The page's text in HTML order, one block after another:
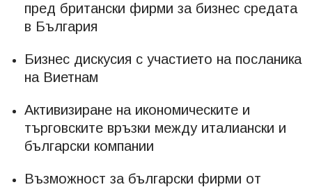
пред британски фирми за бизнес средата
в България
Бизнес дискусия с участието на посланика
на Виетнам
Активизиране на икономическите и
търговските връзки между италиански и
български компании
Възможност за български фирми от